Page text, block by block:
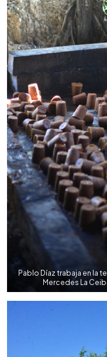
Pablo Díaz trabaja en la
Mercedes La